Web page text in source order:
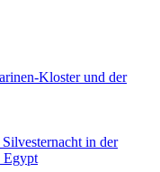
Kloster und der
in der
Egypt